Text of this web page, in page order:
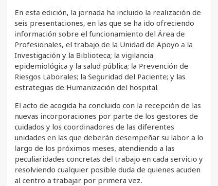
En esta edición, la jornada ha incluido la realización de
seis presentaciones, en las que se ha ido ofreciendo
información sobre el funcionamiento del Área de
Profesionales, el trabajo de la Unidad de Apoyo a la
Investigación y la Biblioteca; la vigilancia
epidemiológica y la salud pública; la Prevención de
Riesgos Laborales; la Seguridad del Paciente; y las
estrategias de Humanización del hospital.
El acto de acogida ha concluido con la recepción de las
nuevas incorporaciones por parte de los gestores de
cuidados y los coordinadores de las diferentes
unidades en las que deberán desempeñar su labor a lo
largo de los próximos meses, atendiendo a las
peculiaridades concretas del trabajo en cada servicio y
resolviendo cualquier posible duda de quienes acuden
al centro a trabajar por primera vez.